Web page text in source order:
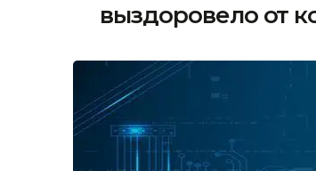
выздоровело от